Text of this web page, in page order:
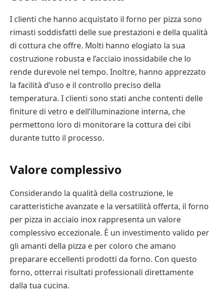
I clienti che hanno acquistato il forno per pizza sono
rimasti soddisfatti delle sue prestazioni e della qualità
di cottura che offre. Molti hanno elogiato la sua
costruzione robusta e l’acciaio inossidabile che lo
rende durevole nel tempo. Inoltre, hanno apprezzato
la facilità d’uso e il controllo preciso della
temperatura. I clienti sono stati anche contenti delle
finiture di vetro e dell’illuminazione interna, che
permettono loro di monitorare la cottura dei cibi
durante tutto il processo.
Valore complessivo
Considerando la qualità della costruzione, le
caratteristiche avanzate e la versatilità offerta, il forno
per pizza in acciaio inox rappresenta un valore
complessivo eccezionale. È un investimento valido per
gli amanti della pizza e per coloro che amano
preparare eccellenti prodotti da forno. Con questo
forno, otterrai risultati professionali direttamente
dalla tua cucina.